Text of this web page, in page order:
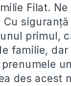
Filat. Ne
primul,
familie,
des acest